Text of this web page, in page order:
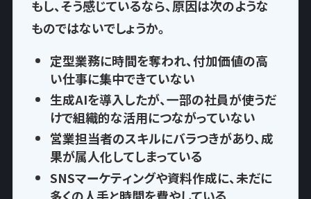
もし、そう感じているなら、原因は次のような
ものではないでしょうか。
定型業務に時間を奪われ、付加価値の高
い仕事に集中できていない
生成AIを導入したが、一部の社員が使うだ
けで組織的な活用につながっていない
営業担当者のスキルにバラつきがあり、成
果が属人化してしまっている
SNSマーケティングや資料作成に、未だに